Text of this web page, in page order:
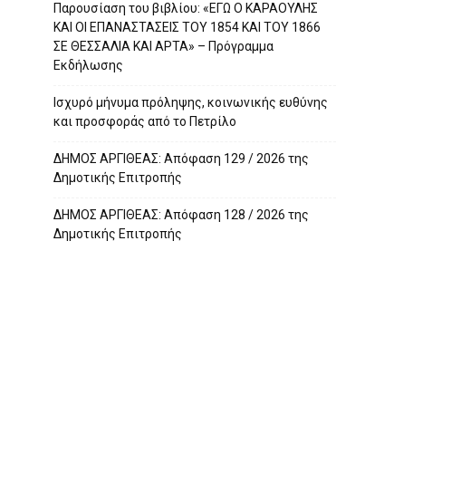
Παρουσίαση του βιβλίου: «ΕΓΩ Ο ΚΑΡΑΟΥΛΗΣ
ΚΑΙ ΟΙ ΕΠΑΝΑΣΤΑΣΕΙΣ ΤΟΥ 1854 ΚΑΙ ΤΟΥ 1866
ΣΕ ΘΕΣΣΑΛΙΑ ΚΑΙ ΑΡΤΑ» – Πρόγραμμα
Εκδήλωσης
Ισχυρό μήνυμα πρόληψης, κοινωνικής ευθύνης
και προσφοράς από το Πετρίλο
ΔΗΜΟΣ ΑΡΓΙΘΕΑΣ: Απόφαση 129 / 2026 της
Δημοτικής Επιτροπής
ΔΗΜΟΣ ΑΡΓΙΘΕΑΣ: Απόφαση 128 / 2026 της
Δημοτικής Επιτροπής